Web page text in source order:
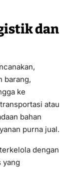
dan
barang,
ke
atau
bahan
purna jual.
dengan
yang